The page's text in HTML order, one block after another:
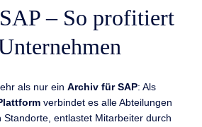
– So profitiert
als nur ein Archiv für SAP: Als
verbindet es alle Abteilungen
Standorte, entlastet Mitarbeiter durch